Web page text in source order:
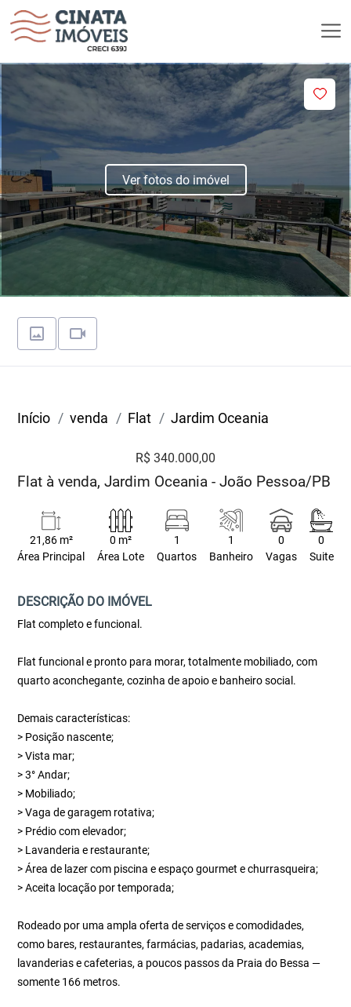
Ver fotos do imóvel
Início venda Flat Jardim Oceania
R$ 340.000,00
Flat à venda, Jardim Oceania - João Pessoa/PB
21,86 m²
Área Principal
0 m²
Área Lote
1
Quartos
1
Banheiro
0
Vagas
0
Suite
DESCRIÇÃO DO IMÓVEL
Flat completo e funcional.
Flat funcional e pronto para morar, totalmente mobiliado, com
quarto aconchegante, cozinha de apoio e banheiro social.
Demais características:
> Posição nascente;
> Vista mar;
> 3° Andar;
> Mobiliado;
> Vaga de garagem rotativa;
> Prédio com elevador;
> Lavanderia e restaurante;
> Área de lazer com piscina e espaço gourmet e churrasqueira;
> Aceita locação por temporada;
Rodeado por uma ampla oferta de serviços e comodidades,
como bares, restaurantes, farmácias, padarias, academias,
lavanderias e cafeterias, a poucos passos da Praia do Bessa —
somente 166 metros.